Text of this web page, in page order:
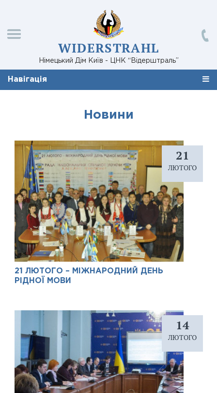
WIDERSTRAHL
Німецький Дім Київ - ЦНК “Відерштраль”
Навігація
Новини
21
ЛЮТОГО
21 ЛЮТОГО – МІЖНАРОДНИЙ ДЕНЬ
РІДНОЇ МОВИ
14
ЛЮТОГО